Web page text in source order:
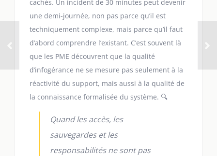
cachés. Un incident de 30 minutes peut devenir
une demi-journée, non pas parce qu’il est
techniquement complexe, mais parce qu’il faut
d’abord comprendre l’existant. C’est souvent là
que les PME découvrent que la qualité
d’infogérance ne se mesure pas seulement à la
réactivité du support, mais aussi à la qualité de
la connaissance formalisée du système. 🔍
Quand les accès, les
sauvegardes et les
responsabilités ne sont pas